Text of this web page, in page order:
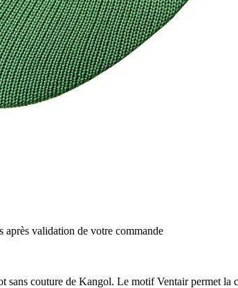
après validation de votre commande
sans couture de Kangol. Le motif Ventair permet